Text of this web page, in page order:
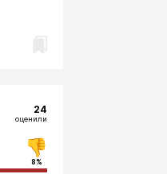
24
оценили
8%